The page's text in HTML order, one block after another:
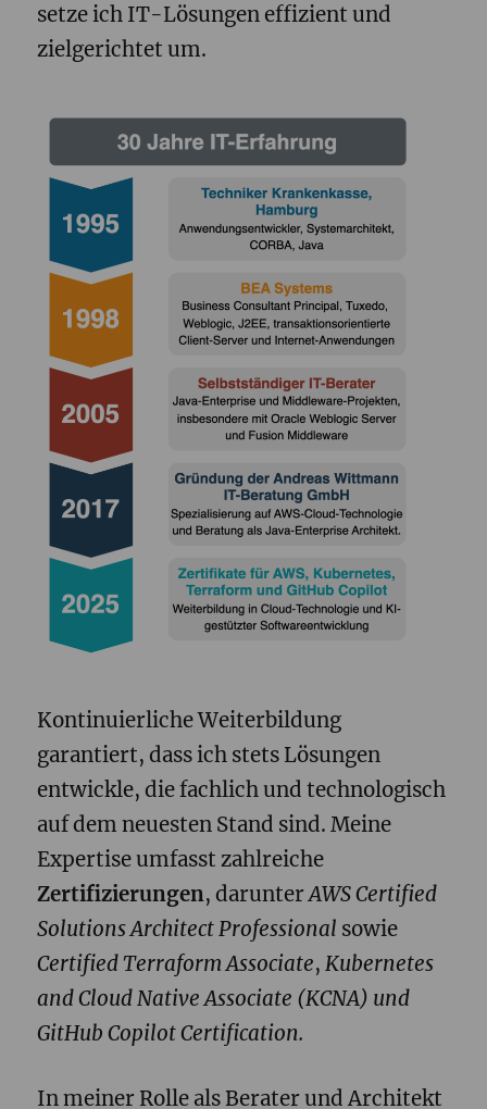
setze ich IT-Lösungen effizient und
zielgerichtet um.
Kontinuierliche Weiterbildung
garantiert, dass ich stets Lösungen
entwickle, die fachlich und technologisch
auf dem neuesten Stand sind. Meine
Expertise umfasst zahlreiche
Zertifizierungen, darunterAWS Certified
Solutions Architect Professional sowie
Certified Terraform Associate, Kubernetes
and Cloud Native Associate (KCNA) und
GitHub Copilot Certification.
In meiner Rolle als Berater und Architekt